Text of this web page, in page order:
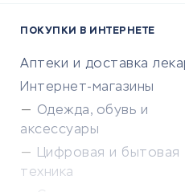
ПОКУПКИ В ИНТЕРНЕТЕ
Аптеки и доставка
Интернет-магазины
Одежда, обувь и
аксессуары
Цифровая и бытовая
техника